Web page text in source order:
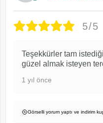
5/5
Teşekkürler tam
güzel almak isteyen
1 yıl önce
Görselli yorum yaptı ve indirim